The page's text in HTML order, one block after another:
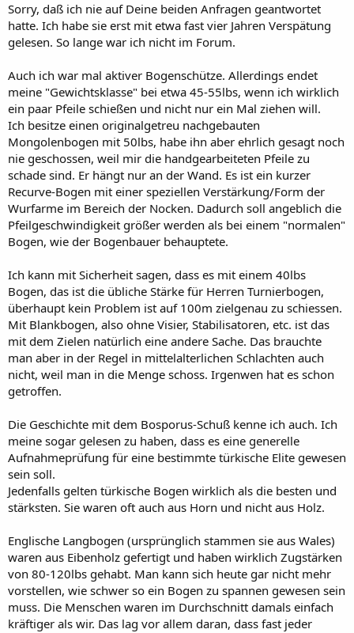
Sorry, daß ich nie auf Deine beiden Anfragen geantwortet
hatte. Ich habe sie erst mit etwa fast vier Jahren Verspätung
gelesen. So lange war ich nicht im Forum.
Auch ich war mal aktiver Bogenschütze. Allerdings endet
meine "Gewichtsklasse" bei etwa 45-55lbs, wenn ich wirklich
ein paar Pfeile schießen und nicht nur ein Mal ziehen will.
Ich besitze einen originalgetreu nachgebauten
Mongolenbogen mit 50lbs, habe ihn aber ehrlich gesagt noch
nie geschossen, weil mir die handgearbeiteten Pfeile zu
schade sind. Er hängt nur an der Wand. Es ist ein kurzer
Recurve-Bogen mit einer speziellen Verstärkung/Form der
Wurfarme im Bereich der Nocken. Dadurch soll angeblich die
Pfeilgeschwindigkeit größer werden als bei einem "normalen"
Bogen, wie der Bogenbauer behauptete.
Ich kann mit Sicherheit sagen, dass es mit einem 40lbs
Bogen, das ist die übliche Stärke für Herren Turnierbogen,
überhaupt kein Problem ist auf 100m zielgenau zu schiessen.
Mit Blankbogen, also ohne Visier, Stabilisatoren, etc. ist das
mit dem Zielen natürlich eine andere Sache. Das brauchte
man aber in der Regel in mittelalterlichen Schlachten auch
nicht, weil man in die Menge schoss. Irgenwen hat es schon
getroffen.
Die Geschichte mit dem Bosporus-Schuß kenne ich auch. Ich
meine sogar gelesen zu haben, dass es eine generelle
Aufnahmeprüfung für eine bestimmte türkische Elite gewesen
sein soll.
Jedenfalls gelten türkische Bogen wirklich als die besten und
stärksten. Sie waren oft auch aus Horn und nicht aus Holz.
Englische Langbogen (ursprünglich stammen sie aus Wales)
waren aus Eibenholz gefertigt und haben wirklich Zugstärken
von 80-120lbs gehabt. Man kann sich heute gar nicht mehr
vorstellen, wie schwer so ein Bogen zu spannen gewesen sein
muss. Die Menschen waren im Durchschnitt damals einfach
kräftiger als wir. Das lag vor allem daran, dass fast jeder